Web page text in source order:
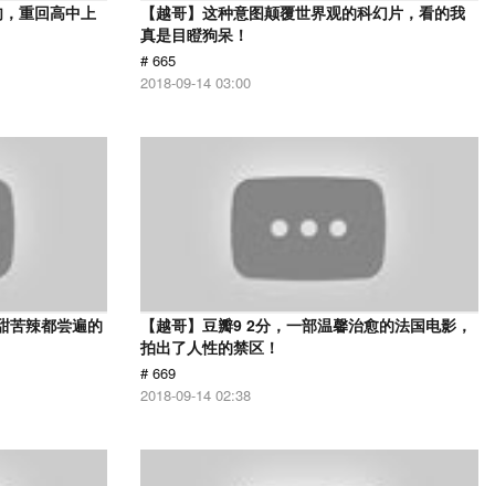
重回高中上
【越哥】这种意图颠覆世界观的科幻片，看的我
真是目瞪狗呆！
# 665
2018-09-14 03:00
苦辣都尝遍的
【越哥】豆瓣9 2分，一部温馨治愈的法国电影，
拍出了人性的禁区！
# 669
2018-09-14 02:38